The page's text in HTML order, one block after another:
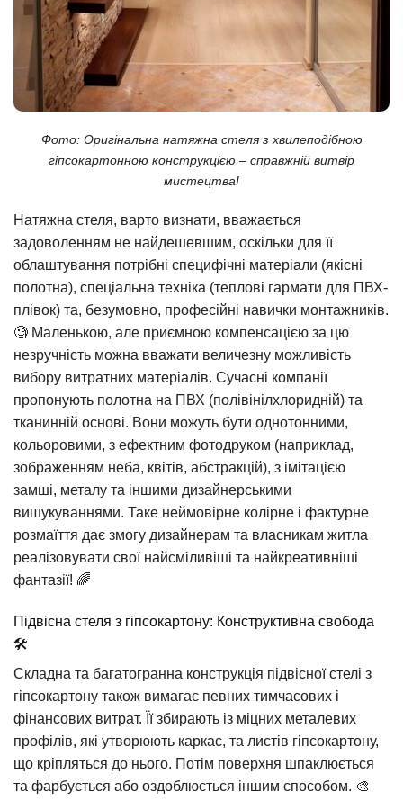
Фото: Оригінальна натяжна стеля з хвилеподібною
гіпсокартонною конструкцією – справжній витвір
мистецтва!
Натяжна стеля, варто визнати, вважається
задоволенням не найдешевшим, оскільки для її
облаштування потрібні специфічні матеріали (якісні
полотна), спеціальна техніка (теплові гармати для ПВХ-
плівок) та, безумовно, професійні навички монтажників.
🧐 Маленькою, але приємною компенсацією за цю
незручність можна вважати величезну можливість
вибору витратних матеріалів. Сучасні компанії
пропонують полотна на ПВХ (полівінілхлоридній) та
тканинній основі. Вони можуть бути однотонними,
кольоровими, з ефектним фотодруком (наприклад,
зображенням неба, квітів, абстракцій), з імітацією
замші, металу та іншими дизайнерськими
вишукуваннями. Таке неймовірне колірне і фактурне
розмаїття дає змогу дизайнерам та власникам житла
реалізовувати свої найсміливіші та найкреативніші
фантазії! 🌈
Підвісна стеля з гіпсокартону: Конструктивна свобода
🛠️
Складна та багатогранна конструкція підвісної стелі з
гіпсокартону також вимагає певних тимчасових і
фінансових витрат. Її збирають із міцних металевих
профілів, які утворюють каркас, та листів гіпсокартону,
що кріпляться до нього. Потім поверхня шпаклюється
та фарбується або оздоблюється іншим способом. 🎨